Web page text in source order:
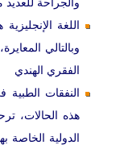
اللغة
وبالتالي
الفقري الهندي
النفقات
هذه الحالات،
الدولية